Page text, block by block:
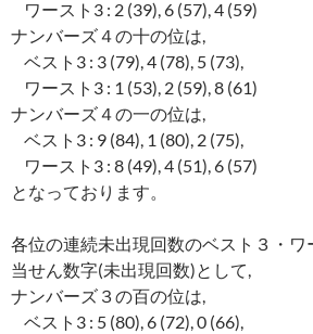
ワースト3 : 2 (39), 6 (57), 4 (59)
ナンバーズ４の十の位は,
ベスト3 : 3 (79), 4 (78), 5 (73),
ワースト3 : 1 (53), 2 (59), 8 (61)
ナンバーズ４の一の位は,
ベスト3 : 9 (84), 1 (80), 2 (75),
ワースト3 : 8 (49), 4 (51), 6 (57)
となっております。
各位の連続未出現回数のベスト３・ワ
当せん数字(未出現回数)として,
ナンバーズ３の百の位は,
ベスト3 : 5 (80), 6 (72), 0 (66),